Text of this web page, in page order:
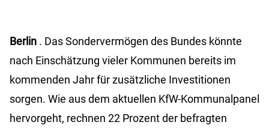
Berlin . Das Sondervermögen des Bundes könnte
nach Einschätzung vieler Kommunen bereits im
kommenden Jahr für zusätzliche Investitionen
sorgen. Wie aus dem aktuellen KfW-Kommunalpanel
hervorgeht, rechnen 22 Prozent der befragten